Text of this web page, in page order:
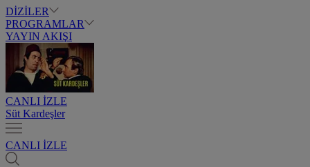
DİZİLER
PROGRAMLAR
YAYIN AKIŞI
CANLI İZLE
Süt Kardeşler
CANLI İZLE